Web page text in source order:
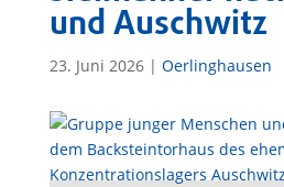
und Auschwitz
23. Juni 2026| Oerlinghausen